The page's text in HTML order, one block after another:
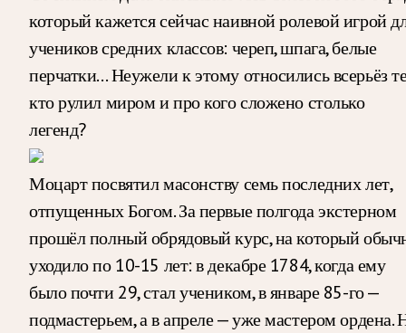
который кажется сейчас наивной ролевой игрой
учеников средних классов: череп, шпага, белые
перчатки… Неужели к этому относились всерьёз
кто рулил миром и про кого сложено столько
легенд?
Моцарт посвятил масонству семь последних лет,
отпущенных Богом. За первые полгода экстерном
прошёл полный обрядовый курс, на который
уходило по 10-15 лет: в декабре 1784, когда ему
было почти 29, стал учеником, в январе 85-го —
подмастерьем, а в апреле — уже мастером ордена.